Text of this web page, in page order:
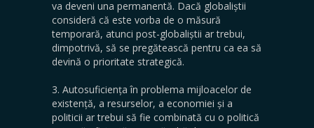
va deveni una permanentă. Dacă globaliștii
consideră că este vorba de o măsură
temporară, atunci post-globaliștii ar trebui,
dimpotrivă, să se pregătească pentru ca ea să
devină o prioritate strategică.
3. Autosuficiența în problema mijloacelor de
existență, a resurselor, a economiei și a
politicii ar trebui să fie combinată cu o politică